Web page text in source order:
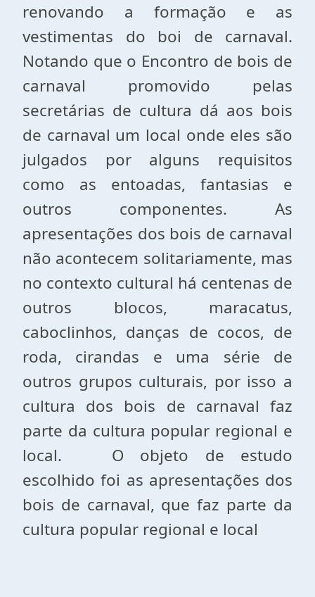
renovando a formação e as
vestimentas do boi de carnaval.
Notando que o Encontro de bois de
carnaval promovido pelas
secretárias de cultura dá aos bois
de carnaval um local onde eles são
julgados por alguns requisitos
como as entoadas, fantasias e
outros componentes. As
apresentações dos bois de carnaval
não acontecem solitariamente, mas
no contexto cultural há centenas de
outros blocos, maracatus,
caboclinhos, danças de cocos, de
roda, cirandas e uma série de
outros grupos culturais, por isso a
cultura dos bois de carnaval faz
parte da cultura popular regional e
local. O objeto de estudo
escolhido foi as apresentações dos
bois de carnaval, que faz parte da
cultura popular regional e local